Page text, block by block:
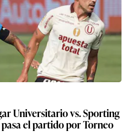
Universitario vs. Sporting
el partido por Torneo